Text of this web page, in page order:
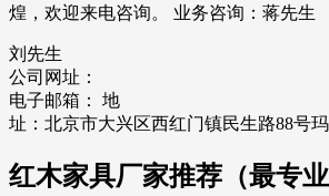
煌，欢迎来电咨询。 业务咨询：蒋先生
刘先生
公司网址：
电子邮箱： 地
址：北京市大兴区西红门镇民生路88号
红木家具厂家推荐（最专业